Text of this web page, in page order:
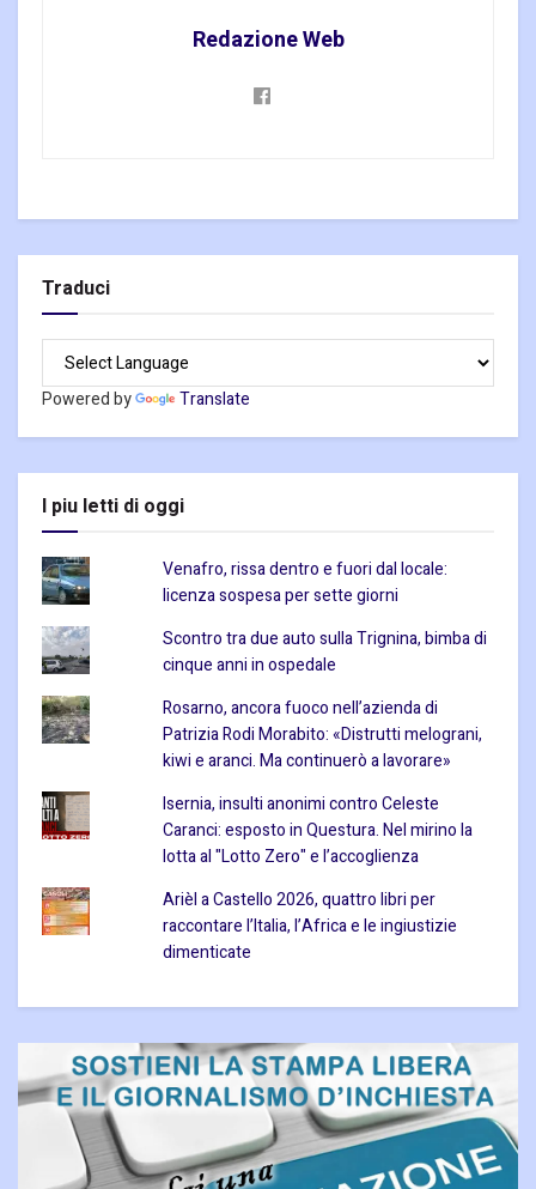
Redazione Web
Traduci
Powered by Translate
I piu letti di oggi
Venafro, rissa dentro e fuori dal locale:
licenza sospesa per sette giorni
Scontro tra due auto sulla Trignina, bimba di
cinque anni in ospedale
Rosarno, ancora fuoco nell’azienda di
Patrizia Rodi Morabito: «Distrutti melograni,
kiwi e aranci. Ma continuerò a lavorare»
Isernia, insulti anonimi contro Celeste
Caranci: esposto in Questura. Nel mirino la
lotta al "Lotto Zero" e l’accoglienza
Arièl a Castello 2026, quattro libri per
raccontare l’Italia, l’Africa e le ingiustizie
dimenticate